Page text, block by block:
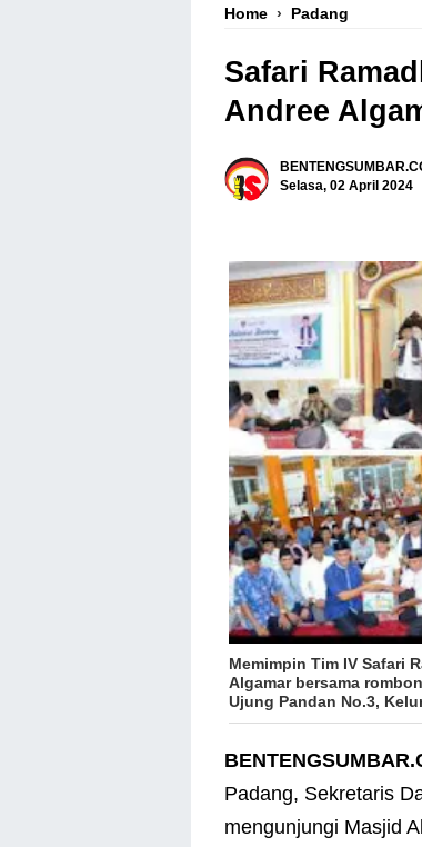
Home › Padang
Safari
Andree
Selasa, 02 April 2024
Memimpin Tim IV Safari
Algamar bersama
Ujung Pandan No.3,
Padang, Sekretaris
mengunjungi Masjid